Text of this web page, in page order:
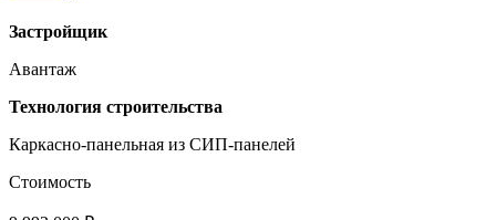
Застройщик
Авантаж
Технология строительства
Каркасно-панельная из СИП-панелей
Стоимость